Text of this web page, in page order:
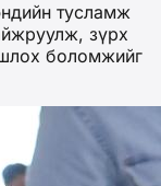
тусламж
зүрх
боломжийг